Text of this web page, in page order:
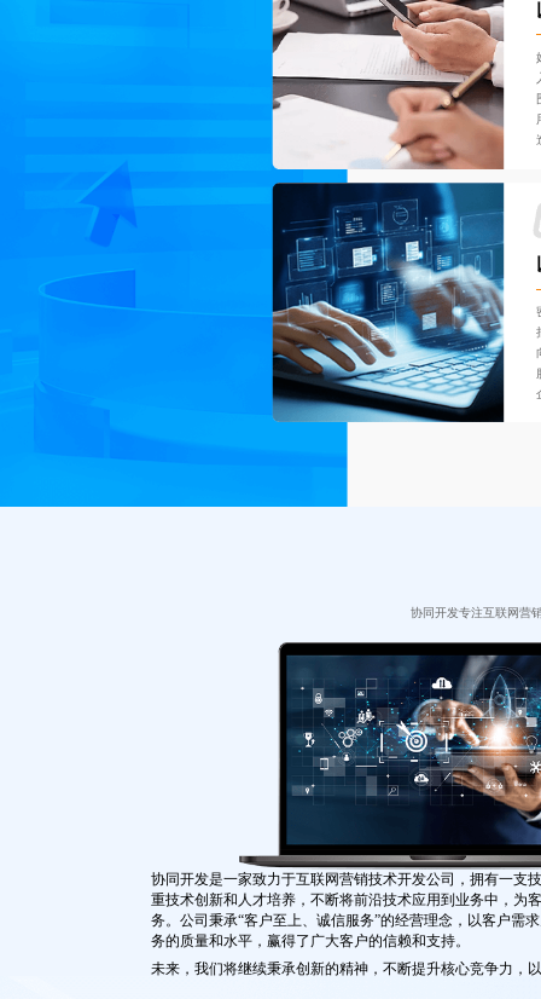
协同开发专注互联网营
协同开发是一家致力于互联网营销技术开发公司，拥有一支
重技术创新和人才培养，不断将前沿技术应用到业务中，为
务。公司秉承“客户至上、诚信服务”的经营理念，以客户需
务的质量和水平，赢得了广大客户的信赖和支持。
未来，我们将继续秉承创新的精神，不断提升核心竞争力，